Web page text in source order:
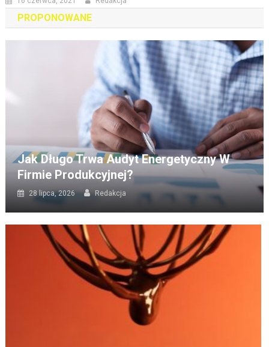
PROPONOWANE
Jak Długo Trwa Audyt Energetyczny W
Firmie Produkcyjnej?
28 lipca, 2026 Redakcja